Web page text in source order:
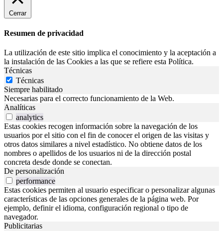
Cerrar
Resumen de privacidad
La utilización de este sitio implica el conocimiento y la aceptación a
la instalación de las Cookies a las que se refiere esta Política.
Técnicas
Técnicas
Siempre habilitado
Necesarias para el correcto funcionamiento de la Web.
Analíticas
analytics
Estas cookies recogen información sobre la navegación de los
usuarios por el sitio con el fin de conocer el origen de las visitas y
otros datos similares a nivel estadístico. No obtiene datos de los
nombres o apellidos de los usuarios ni de la dirección postal
concreta desde donde se conectan.
De personalización
performance
Estas cookies permiten al usuario especificar o personalizar algunas
características de las opciones generales de la página web. Por
ejemplo, definir el idioma, configuración regional o tipo de
navegador.
Publicitarias